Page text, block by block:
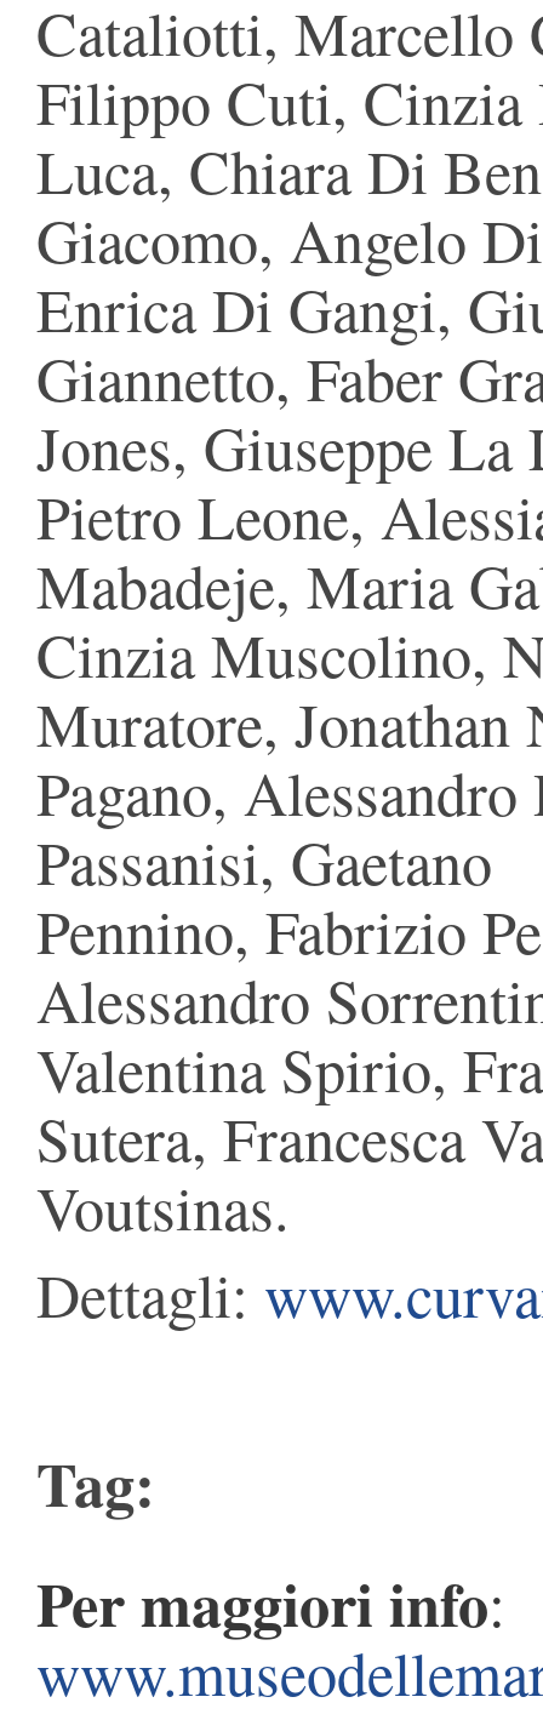
Cataliotti, Marcello
Filippo Cuti, Cinzia
Luca, Chiara Di
Giacomo, Angelo
Enrica Di Gangi,
Giannetto, Faber
Jones, Giuseppe
Pietro Leone,
Mabadeje, Maria
Cinzia Muscolino,
Muratore,
Pagano,
Passanisi, Gaetano
Pennino, Fabrizio
Alessandro
Valentina Spirio,
Sutera, Francesca
Voutsinas.
Dettagli:
Tag:
Per maggiori info: